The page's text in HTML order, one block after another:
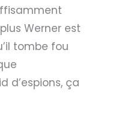
Werner est
tombe fou
d’espions, ça